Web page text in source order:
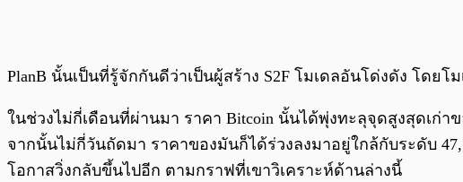
PlanB นั้นเป็นที่รู้จักกันดีว่าเป็นผู้สร้าง S2F โมเดลอันโด่งดัง โด
ในช่วงไม่กี่เดือนที่ผ่านมา ราคา Bitcoin นั้นได้พุ่งทะลุจุดสูงสุดเก่
จากนั้นไม่กี่วันถัดมา ราคาของมันก็ได้ร่วงลงมาอยู่ใกล้กับระดับ
โอกาสวิ่งกลับขึ้นไปอีก ตามกราฟที่เขาวิเคราะห์ด้านล่างนี้